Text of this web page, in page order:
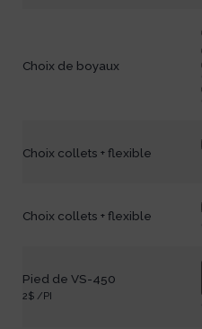
Choix de boyaux
Choix collets + flexible
Choix collets + flexible
Pied de VS-450
2$ /PI